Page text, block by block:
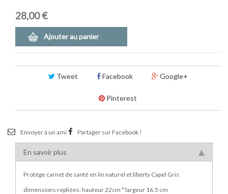
28,00 €
Ajouter au panier
Tweet Facebook Google+
Pinterest
Envoyer à un ami Partager sur Facebook !
En savoir plus
Protège carnet de santé en lin naturel et liberty Capel Gris
dimensions repliées: hauteur 22cm * largeur 16.5 cm